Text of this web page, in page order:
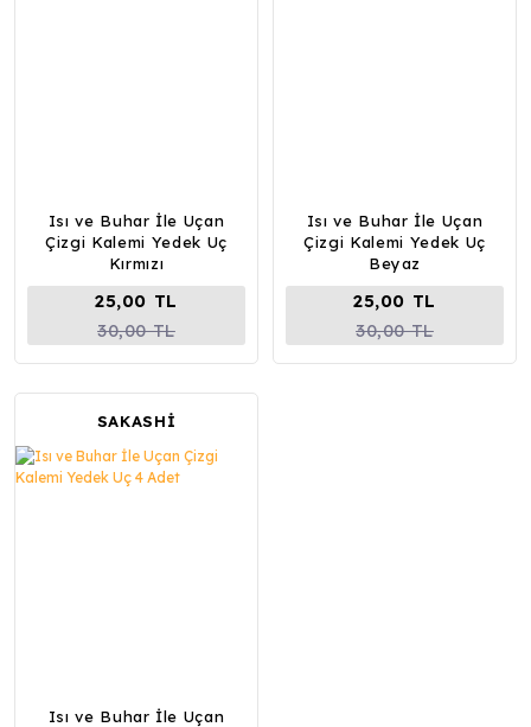
Isı ve Buhar İle Uçan
Çizgi Kalemi Yedek Uç
Kırmızı
25,00 TL
30,00 TL
Isı ve Buhar İle Uçan
Çizgi Kalemi Yedek Uç
Beyaz
25,00 TL
30,00 TL
SAKASHİ
Isı ve Buhar İle Uçan